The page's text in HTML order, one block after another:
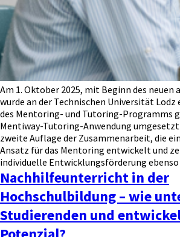
Am 1. Oktober 2025, mit Beginn des neuen
wurde an der Technischen Universität
des Mentoring- und Tutoring-Programms
Mentiway-Tutoring-Anwendung umgesetzt
zweite Auflage der Zusammenarbeit, die
Ansatz für das Mentoring entwickelt und
individuelle Entwicklungsförderung
Nachhilfeunterricht in der
Hochschulbildung – wie
Studierenden und